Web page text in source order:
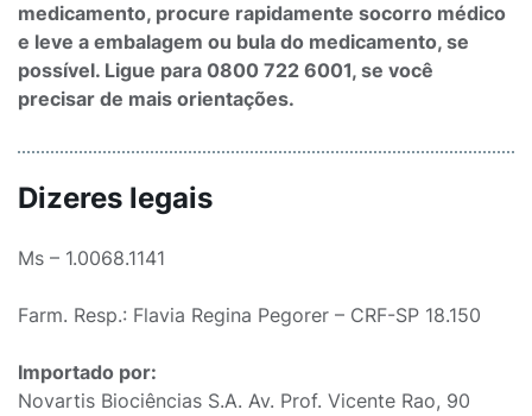
medicamento, procure rapidamente socorro médico
e leve a embalagem ou bula do medicamento, se
possível. Ligue para 0800 722 6001, se você
precisar de mais orientações.
Dizeres legais
Ms – 1.0068.1141
Farm. Resp.: Flavia Regina Pegorer – CRF-SP 18.150
Importado por:
Novartis Biociências S.A. Av. Prof. Vicente Rao, 90